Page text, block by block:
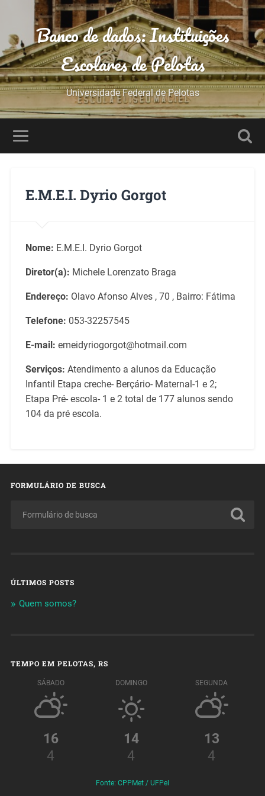
Banco de dados: Instituições
Escolares de Pelotas
Universidade Federal de Pelotas
E.M.E.I. Dyrio Gorgot
Nome: E.M.E.I. Dyrio Gorgot
Diretor(a): Michele Lorenzato Braga
Endereço: Olavo Afonso Alves , 70 , Bairro: Fátima
Telefone: 053-32257545
E-mail: emeidyriogorgot@hotmail.com
Serviços: Atendimento a alunos da Educação
Infantil Etapa creche- Berçário- Maternal-1 e 2;
Etapa Pré- escola- 1 e 2 total de 177 alunos sendo
104 da pré escola.
FORMULÁRIO DE BUSCA
ÚLTIMOS POSTS
Quem somos?
TEMPO EM PELOTAS, RS
SÁBADO
16
4
DOMINGO
14
4
SEGUNDA
13
4
Fonte: CPPMet / UFPel